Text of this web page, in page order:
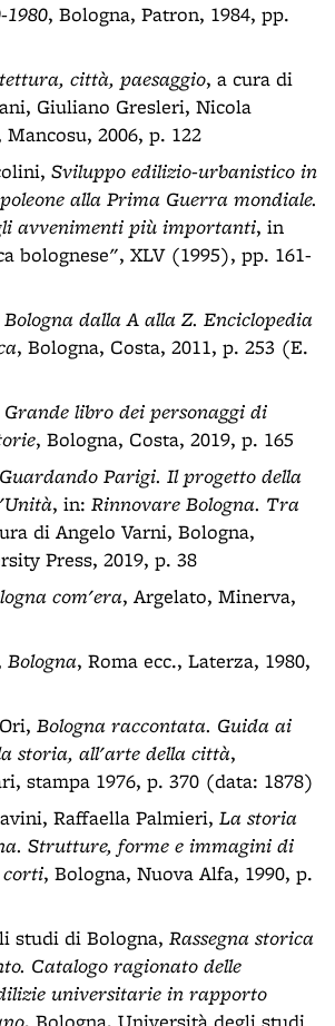
1980, Bologna, Patron, 1984, pp.
città, paesaggio, a cura di
Giuliano Gresleri, Nicola
2006, p. 122
Sviluppo edilizio-urbanistico in
alla Prima Guerra mondiale.
avvenimenti più importanti, in
bolognese", XLV (1995), pp. 161-
Bologna dalla A alla Z. Enciclopedia
, Bologna, Costa, 2011, p. 253 (E.
Grande libro dei personaggi di
, Bologna, Costa, 2019, p. 165
Guardando Parigi. Il progetto della
, in: Rinnovare Bologna. Tra
di Angelo Varni, Bologna,
Press, 2019, p. 38
com'era, Argelato, Minerva,
Bologna, Roma ecc., Laterza, 1980,
Bologna raccontata. Guida ai
storia, all'arte della città,
stampa 1976, p. 370 (data: 1878)
Raffaella Palmieri, La storia
Strutture, forme e immagini di
, Bologna, Nuova Alfa, 1990, p.
studi di Bologna, Rassegna storica
Catalogo ragionato delle
universitarie in rapporto